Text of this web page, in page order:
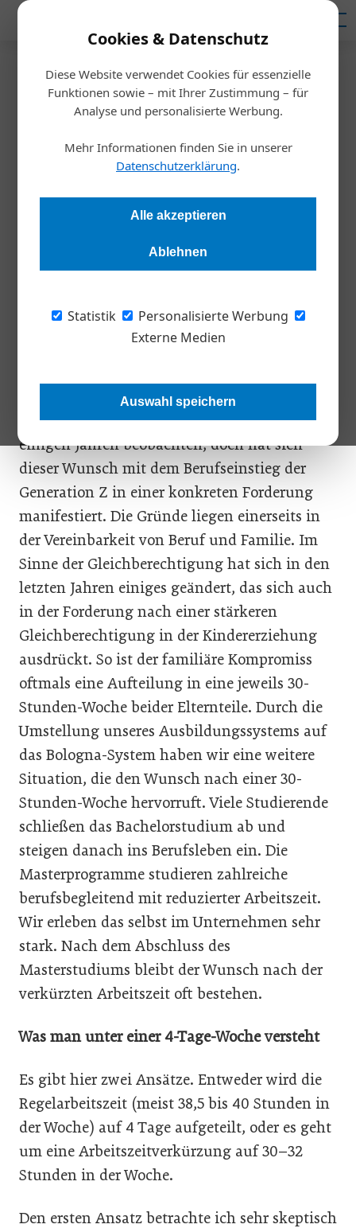
Cookies & Datenschutz
Diese Website verwendet Cookies für essenzielle
Funktionen sowie – mit Ihrer Zustimmung – für
Analyse und personalisierte Werbung.
Mehr Informationen finden Sie in unserer
Datenschutzerklärung.
Alle akzeptieren
Ablehnen
Statistik
Personalisierte Werbung
Externe Medien
Auswahl speichern
Startseite/Meldungen
4-Tage Woche: Was dafür
spricht, was dagegen
Einige Unternehmen haben bereits Pilotversuche gestartet
oder sogar ganz auf die 4-Tage-Woche umgestellt. Martin
Thema skeptisch gegenüber. In einem Gastkommentar
erläutert er seine Kritikpunkte.
Arbeitszeit rund um 30–32 Stunden in der
Woche. Diese Tendenz kann man schon seit
einigen Jahren beobachten, doch hat sich
dieser Wunsch mit dem Berufseinstieg der
Generation Z in einer konkreten Forderung
manifestiert. Die Gründe liegen einerseits in
der Vereinbarkeit von Beruf und Familie. Im
Sinne der Gleichberechtigung hat sich in den
letzten Jahren einiges geändert, das sich auch
in der Forderung nach einer stärkeren
Gleichberechtigung in der Kindererziehung
ausdrückt. So ist der familiäre Kompromiss
oftmals eine Aufteilung in eine jeweils 30-
Stunden-Woche beider Elternteile. Durch die
Umstellung unseres Ausbildungssystems auf
das Bologna-System haben wir eine weitere
Situation, die den Wunsch nach einer 30-
Stunden-Woche hervorruft. Viele Studierende
schließen das Bachelorstudium ab und
steigen danach ins Berufsleben ein. Die
Masterprogramme studieren zahlreiche
berufsbegleitend mit reduzierter Arbeitszeit.
Wir erleben das selbst im Unternehmen sehr
stark. Nach dem Abschluss des
Masterstudiums bleibt der Wunsch nach der
verkürzten Arbeitszeit oft bestehen.
Was man unter einer 4-Tage-Woche versteht
Es gibt hier zwei Ansätze. Entweder wird die
Regelarbeitszeit (meist 38,5 bis 40 Stunden in
der Woche) auf 4 Tage aufgeteilt, oder es geht
um eine Arbeitszeitverkürzung auf 30–32
Stunden in der Woche.
Den ersten Ansatz betrachte ich sehr skeptisch